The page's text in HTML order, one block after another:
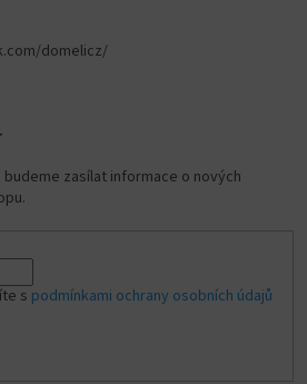
domelicz/
budeme zasílat informace o nových
s podmínkami ochrany osobních údajů